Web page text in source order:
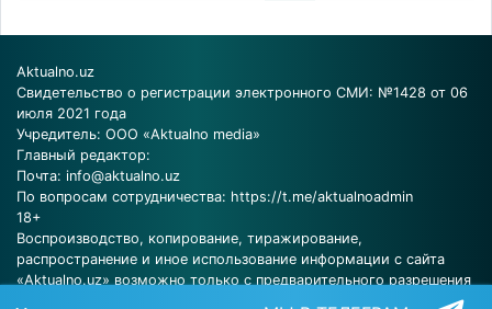
Aktualno.uz
Свидетельство о регистрации электронного СМИ: №1428 от 06
июля 2021 года
Учредитель: ООО «Aktualno media»
Главный редактор:
Почта: info@aktualno.uz
По вопросам сотрудничества: https://t.me/aktualnoadmin
18+
Воспроизводство, копирование, тиражирование,
распространение и иное использование информации с сайта
«Aktualno.uz» возможно только с предварительного разрешения